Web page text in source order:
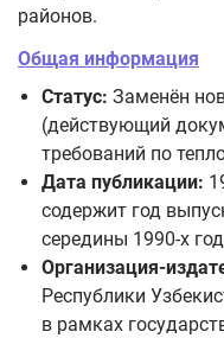
районов.
Общая информация
Статус: Заменён
(действующий
требований по
Дата публикации:
содержит год
середины 1990-х
Организация-
Республики
в рамках